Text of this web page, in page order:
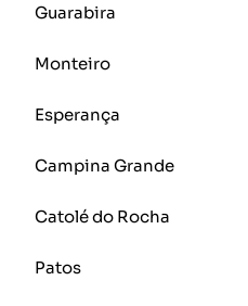
Guarabira
Monteiro
Esperança
Campina Grande
Catolé do Rocha
Patos